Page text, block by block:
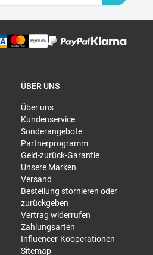
ÜBER UNS
Über uns
Kundenservice
Sonderangebote
Partnerprogramm
Geld-zurück-Garantie
Unsere Marken
Versand
Bestellung stornieren oder
zurückgeben
Vertrag widerrufen
Zahlungsarten
Influencer-Kooperationen
Sitemap